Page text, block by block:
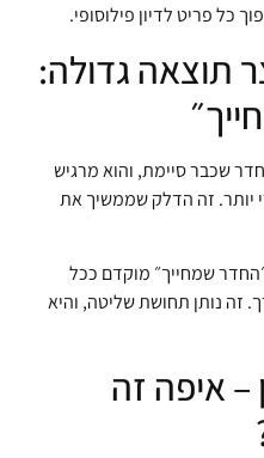
כל פריט לדיון פילוסופי.
תוצאה גדולה:
שכבר סיימת, והוא מרגיש
יותר. זה הדלק שממשיך את
שמחייך״ מוקדם ככל
זה נותן תחושת שליטה, והיא
איפה זה